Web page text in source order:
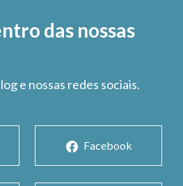
das nossas
e nossas redes sociais.
Facebook